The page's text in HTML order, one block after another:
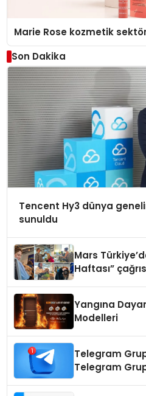
Marie Rose kozmetik
Son Dakika
Tencent Hy3 dünya
sunuldu
Mars
Haftası”
Yangına
Modelleri
Telegram
Telegram